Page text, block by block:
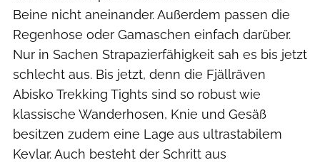
Beine nicht aneinander. Außerdem passen die
Regenhose oder Gamaschen einfach darüber.
Nur in Sachen Strapazierfähigkeit sah es bis jetzt
schlecht aus. Bis jetzt, denn die Fjällräven
Abisko Trekking Tights sind so robust wie
klassische Wanderhosen, Knie und Gesäß
besitzen zudem eine Lage aus ultrastabilem
Kevlar. Auch besteht der Schritt aus